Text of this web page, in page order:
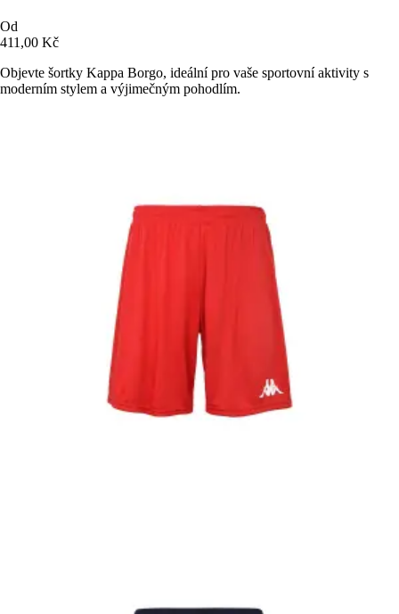
Od
411,00 Kč
Objevte šortky Kappa Borgo, ideální pro vaše sportovní aktivity s
moderním stylem a výjimečným pohodlím.